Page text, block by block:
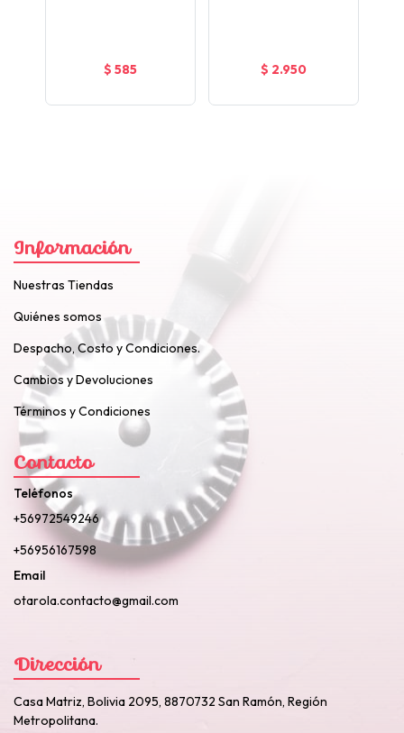
$ 585 $ 2.950
Información
Nuestras Tiendas
Quiénes somos
Despacho, Costo y Condiciones.
Cambios y Devoluciones
Términos y Condiciones
Contacto
Teléfonos
+56972549246
+56956167598
Email
otarola.contacto@gmail.com
Dirección
Casa Matriz, Bolivia 2095, 8870732 San Ramón, Región
Metropolitana.